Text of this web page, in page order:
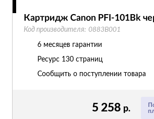
5 258 р.
Картридж Canon PFI-101Bk
Код производителя: 0883B001
6 месяцев гарантии
Ресурс 130 страниц
Сообщить о поступлении товара